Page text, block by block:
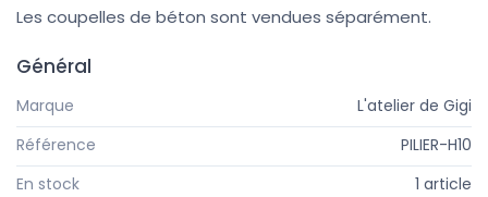
Les coupelles de béton sont vendues séparément.
Général
Marque
L'atelier de Gigi
Référence
PILIER-H10
En stock
1 article